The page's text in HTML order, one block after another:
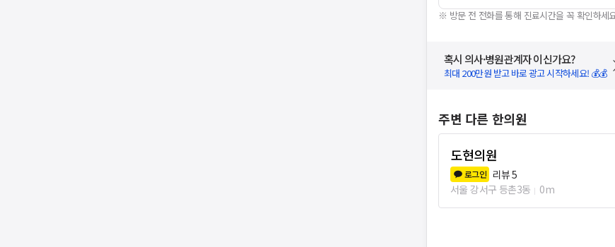
※ 방문 전 전화를 통해 진료시간을 꼭 확인하세
혹시 의사·병원관계자 이신가요?
최대 200만원 받고 바로 광고 시작하세요! 💰💰
주변 다른 한의원
도현의원
로그인 리뷰5
서울 강서구 등촌3동
0m